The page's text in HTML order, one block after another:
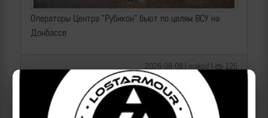
Операторы Центра "Рубикон" бьют по целям ВСУ на
Донбассе
2026-08-08 | makpif | 125